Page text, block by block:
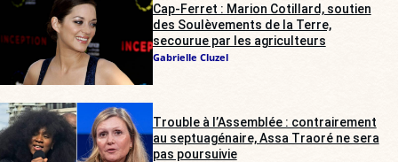
Cap-Ferret : Marion Cotillard, soutien
des Soulèvements de la Terre,
secourue par les agriculteurs
Gabrielle Cluzel
Trouble à l’Assemblée : contrairement
au septuagénaire, Assa Traoré ne sera
pas poursuivie